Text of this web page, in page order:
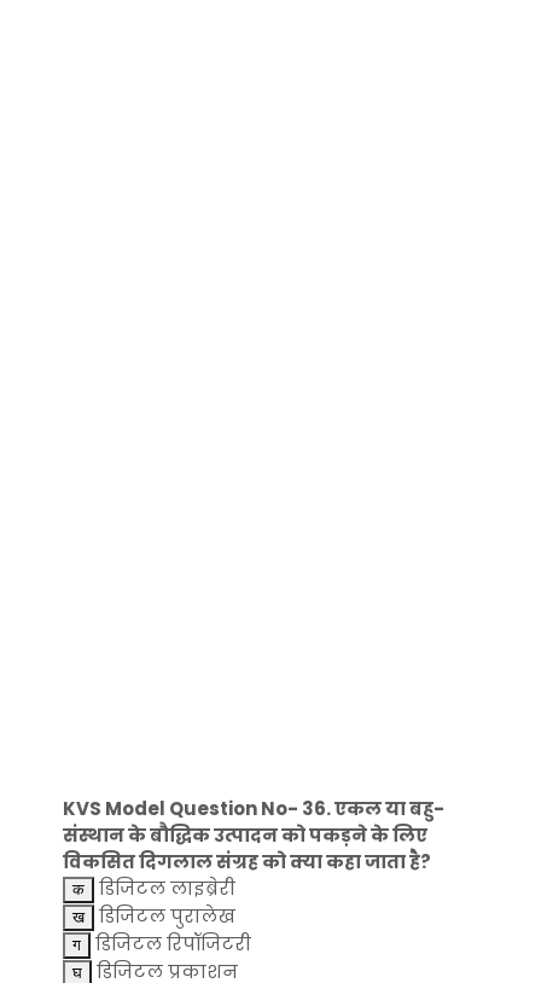
KVS Model Question No- 36. एकल या बहु-
संस्थान के बौद्धिक उत्पादन को पकड़ने के लिए
विकसित दिगलाल संग्रह को क्या कहा जाता है?
डिजिटल लाइब्रेरी
डिजिटल पुरालेख
डिजिटल रिपॉजिटरी
डिजिटल प्रकाशन